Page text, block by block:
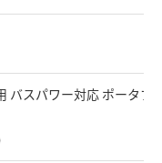
バスパワー対応 ポータブ